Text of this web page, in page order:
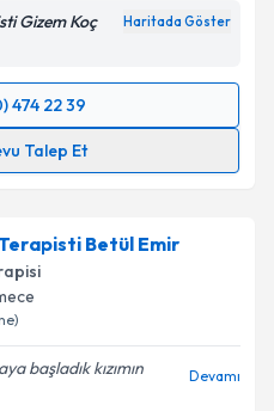
Gizem Koç Haritada Göster
474 22 39
Talep Et
hazırlandığında e-
Betül Emir
başladık kızımın
Devamı